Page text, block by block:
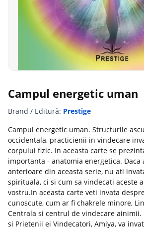
Campul energetic uman
Brand / Editură: Prestige
Campul energetic uman. Structurile
occidentala, practicienii in vindecare
corpului fizic. In aceasta carte se
importanta - anatomia energetica.
anterioare din aceasta serie, nu ati
spirituala, ci si cum sa vindecati aceste
vostru.In aceasta carte veti invata
cunoscute, cum ar fi chakrele minore,
Centrala si centrul de vindecare ainimii.
si Prietenii ei Vindecatori, Amiya, va